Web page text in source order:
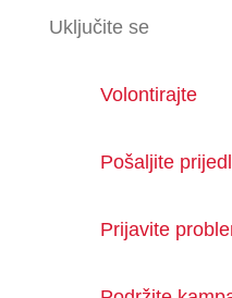
Uključite se
Volontirajte
Pošaljite
Prijavite